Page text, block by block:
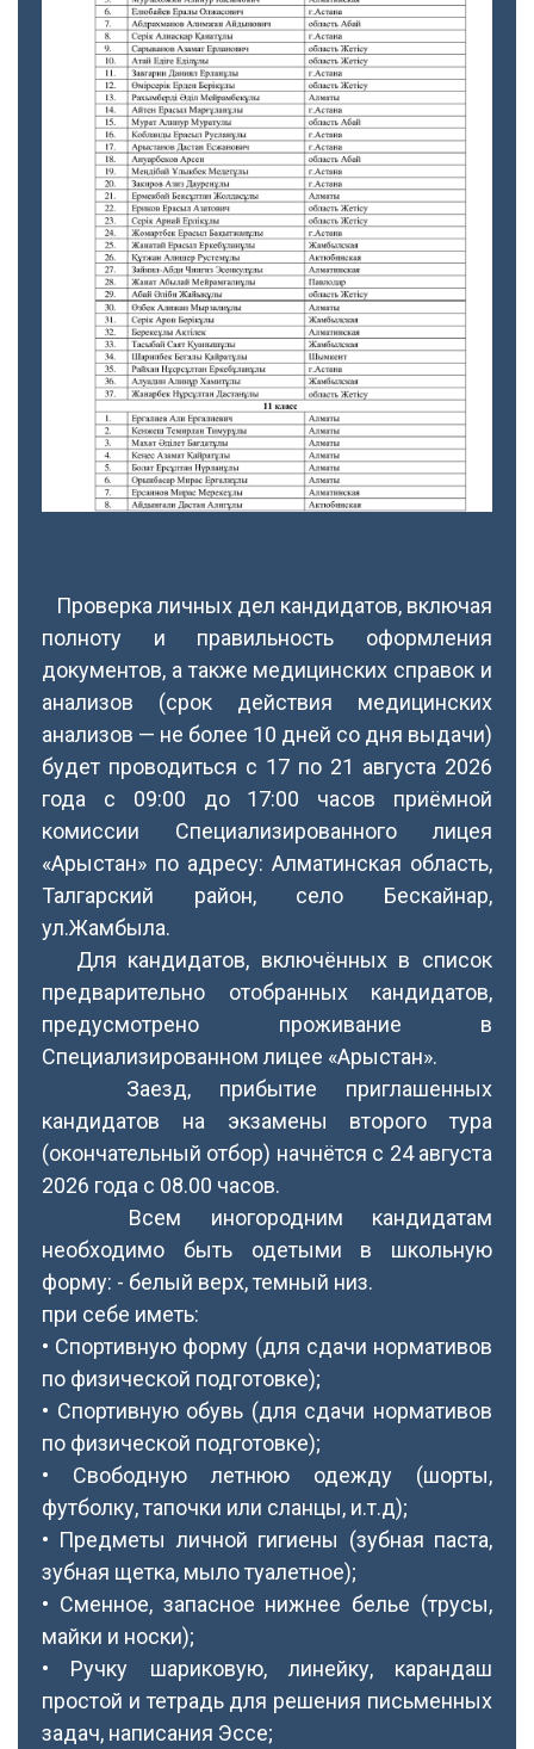
Проверка личных дел кандидатов, включая
полноту и правильность оформления
документов, а также медицинских справок и
анализов (срок действия медицинских
анализов — не более 10 дней со дня выдачи)
будет проводиться с 17 по 21 августа 2026
года с 09:00 до 17:00 часов приёмной
комиссии Специализированного лицея
«Арыстан» по адресу: Алматинская область,
Талгарский район, село Бескайнар,
ул.Жамбыла.
Для кандидатов, включённых в список
предварительно отобранных кандидатов,
предусмотрено проживание в
Специализированном лицее «Арыстан».
Заезд, прибытие приглашенных
кандидатов на экзамены второго тура
(окончательный отбор) начнётся с 24 августа
2026 года с 08.00 часов.
Всем иногородним кандидатам
необходимо быть одетыми в школьную
форму: - белый верх, темный низ.
при себе иметь:
• Спортивную форму (для сдачи нормативов
по физической подготовке);
• Спортивную обувь (для сдачи нормативов
по физической подготовке);
• Свободную летнюю одежду (шорты,
футболку, тапочки или сланцы, и.т.д);
• Предметы личной гигиены (зубная паста,
зубная щетка, мыло туалетное);
• Сменное, запасное нижнее белье (трусы,
майки и носки);
• Ручку шариковую, линейку, карандаш
простой и тетрадь для решения письменных
задач, написания Эссе;